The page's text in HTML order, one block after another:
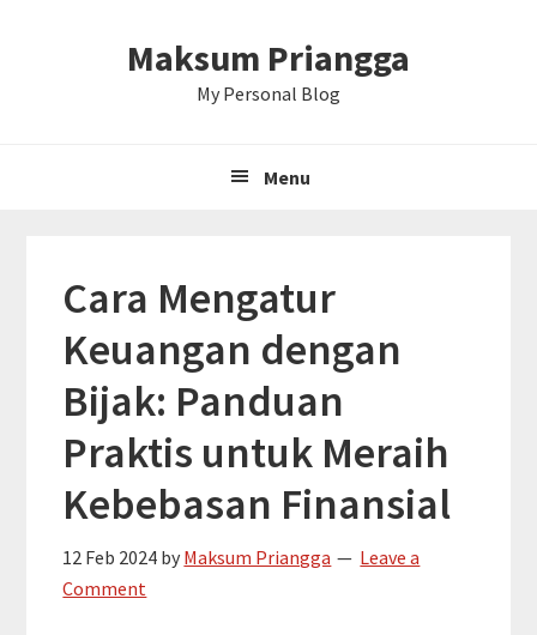
Maksum Priangga
My Personal Blog
Menu
Cara Mengatur
Keuangan dengan
Bijak: Panduan
Praktis untuk Meraih
Kebebasan Finansial
12 Feb 2024 by Maksum Priangga
Leave a
Comment